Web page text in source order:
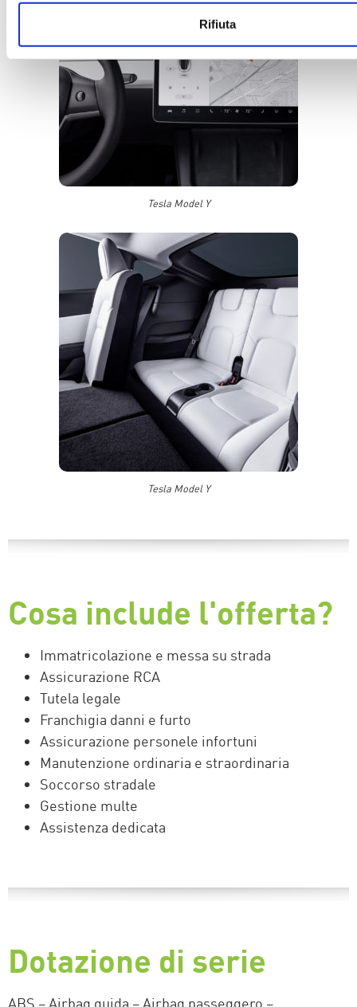
Rifiuta
Tesla Model Y
Tesla Model Y
Cosa include l'offerta?
Immatricolazione e messa su strada
Assicurazione RCA
Tutela legale
Franchigia danni e furto
Assicurazione personele infortuni
Manutenzione ordinaria e straordinaria
Soccorso stradale
Gestione multe
Assistenza dedicata
Dotazione di serie
ABS – Airbag guida – Airbag passeggero –